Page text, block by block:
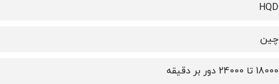
HQD
چین
18000 تا 24000 دور بر دقیقه